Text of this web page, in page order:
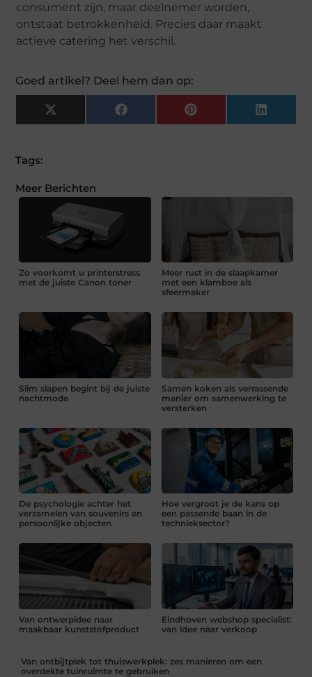
consument zijn, maar deelnemer worden,
ontstaat betrokkenheid. Precies daar maakt
actieve catering het verschil.
Goed artikel? Deel hem dan op:
X
(Twitter)
Facebook Pinterest
Tags:
Meer Berichten
Zo voorkomt u printerstress
met de juiste Canon toner
Meer rust in de slaapkamer
met een klamboe als
sfeermaker
Slim slapen begint bij de juiste
nachtmode
Samen koken als verrassende
manier om samenwerking te
versterken
De psychologie achter het
verzamelen van souvenirs en
persoonlijke objecten
Hoe vergroot je de kans op
een passende baan in de
technieksector?
Van ontwerpidee naar
maakbaar kunststofproduct
Eindhoven webshop specialist:
van idee naar verkoop
Van ontbijtplek tot thuiswerkplek: zes manieren om een
overdekte tuinruimte te gebruiken